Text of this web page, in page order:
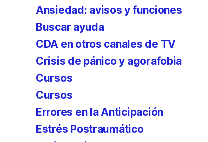
Ansiedad: avisos y funciones
Buscar ayuda
CDA en otros canales de TV
Crisis de pánico y agorafobia
Cursos
Cursos
Errores en la Anticipación
Estrés Postraumático